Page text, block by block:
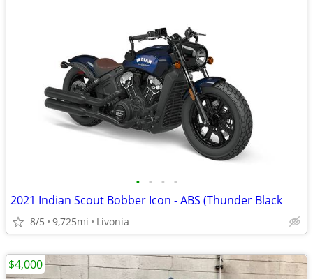
• • • •
2021 Indian Scout Bobber Icon - ABS (Thunder Black
8/5 9,725mi Livonia
$4,000